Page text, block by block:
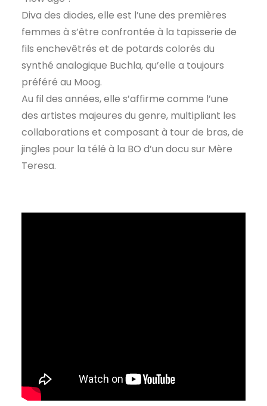
Diva des diodes, elle est l’une des premières
femmes à s’être confrontée à la tapisserie de
fils enchevêtrés et de potards colorés du
synthé analogique Buchla, qu’elle a toujours
préféré au Moog.
Au fil des années, elle s’affirme comme l’une
des artistes majeures du genre, multipliant les
collaborations et composant à tour de bras, de
jingles pour la télé à la BO d’un docu sur Mère
Teresa.